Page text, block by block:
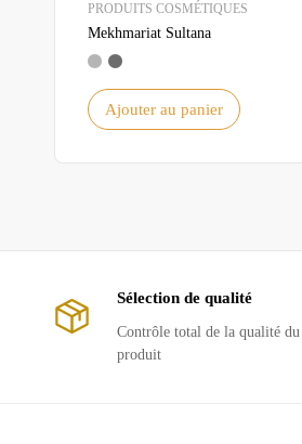
Ajouter au panier
Sélection de qualité
Contrôle total de la qualité du
produit